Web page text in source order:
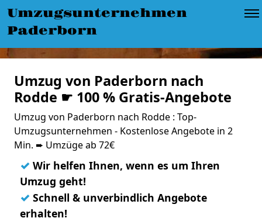
Umzugsunternehmen
Paderborn
Umzug von Paderborn nach
Rodde ☛ 100 % Gratis-Angebote
Umzug von Paderborn nach Rodde : Top-
Umzugsunternehmen - Kostenlose Angebote in 2
Min. ➨ Umzüge ab 72€
✓ Wir helfen Ihnen, wenn es um Ihren
Umzug geht!
✓ Schnell & unverbindlich Angebote
erhalten!